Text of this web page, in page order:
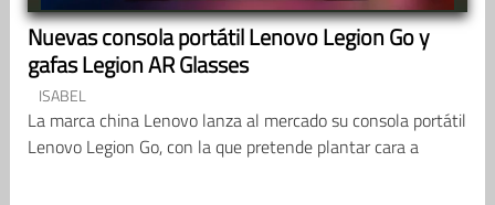
Nuevas consola portátil Lenovo Legion Go y
gafas Legion AR Glasses
ISABEL
La marca china Lenovo lanza al mercado su consola portátil
Lenovo Legion Go, con la que pretende plantar cara a